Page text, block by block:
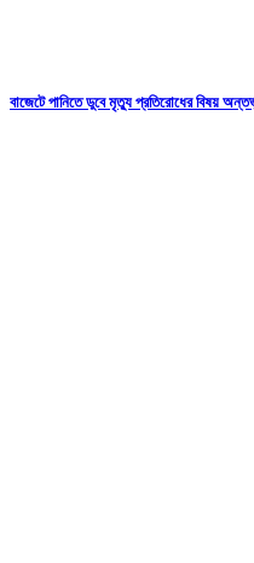
বাজেটে পানিতে ডুবে মৃত্যু প্রতিরোধের বিষয়